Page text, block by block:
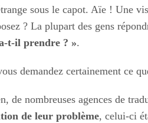
sous le capot. Aïe ! Une
? La plupart des gens
t-il prendre ? ».
demandez certainement ce
de nombreuses agences de
de leur problème, celui-ci